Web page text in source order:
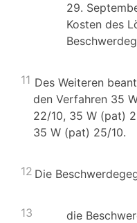
29.
Kosten des
11 Des Weiteren
den Verfahren 35
22/10, 35 W (pat)
35 W (pat) 25/10.
12 Die
13 die